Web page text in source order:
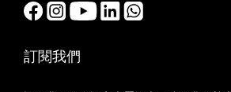
訂閱我們